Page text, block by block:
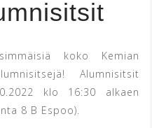
koko Kemian
Alumnisitsit
klo 16:30 alkaen
8 B Espoo).